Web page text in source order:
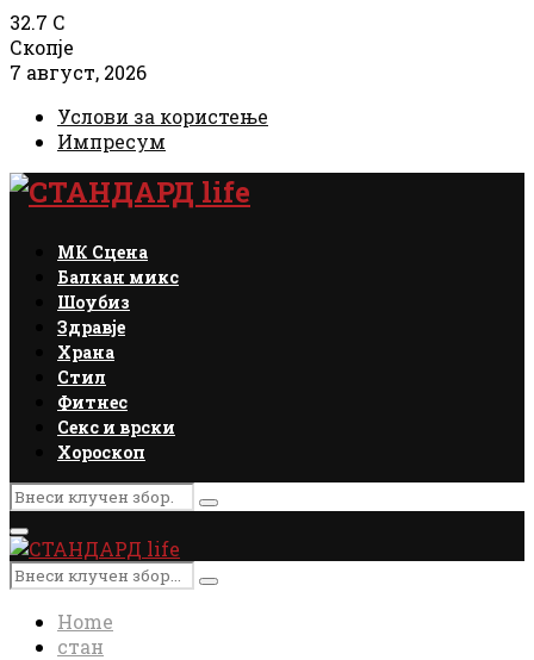
32.7 C
Скопје
7 август, 2026
Услови за користење
Импресум
Facebook
Instagram
Email
Rss
МК Сцена
Балкан микс
Шоубиз
Здравје
Храна
Стил
Фитнес
Секс и врски
Хороскоп
Search
for:
Search
Primary
Menu
Search
for:
Search
Home
стан